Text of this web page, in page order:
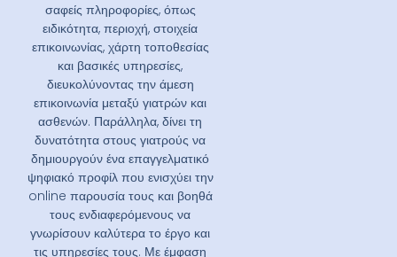
σαφείς πληροφορίες, όπως
ειδικότητα, περιοχή, στοιχεία
επικοινωνίας, χάρτη τοποθεσίας
και βασικές υπηρεσίες,
διευκολύνοντας την άμεση
επικοινωνία μεταξύ γιατρών και
ασθενών. Παράλληλα, δίνει τη
δυνατότητα στους γιατρούς να
δημιουργούν ένα επαγγελματικό
ψηφιακό προφίλ που ενισχύει την
online παρουσία τους και βοηθά
τους ενδιαφερόμενους να
γνωρίσουν καλύτερα το έργο και
τις υπηρεσίες τους. Με έμφαση